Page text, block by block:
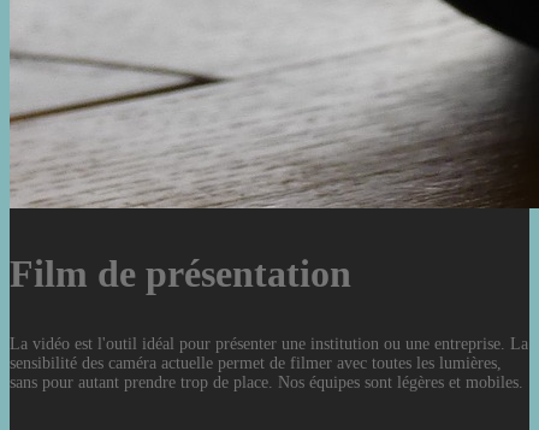
Film de présentation
La vidéo est l'outil idéal pour présenter une institution ou une entreprise. La
sensibilité des caméra actuelle permet de filmer avec toutes les lumières,
sans pour autant prendre trop de place. Nos équipes sont légères et mobiles.